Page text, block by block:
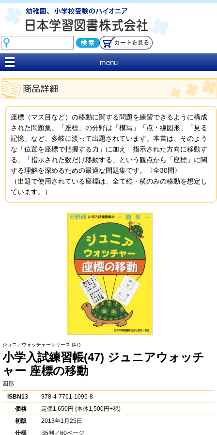
menu
座標（マス目など）の移動に関する問題を練習できるように構成
された問題集。「座標」の分野は「模写」「点・線図形」「見る
記憶」など、多岐に渡って出題されています。本書は、そのよう
な「位置を座標で把握する力」に加え「指示された方向に移動す
る」「指示された数だけ移動する」という観点から「座標」に関
する理解を深めるための最適な問題集です。〈全30問〉
（出題で使用されている座標は、全て縦・横のみの移動を想定し
ています。）
ジュニアウォッチャーシリーズ (47)
小学入試練習帳(47) ジュニアウォッチ
ャー 座標の移動
図形
ISBN13
978-4-7761-1095-8
価格
定価1,650円 (本体1,500円+税)
初版
2013年1月25日
仕様
B5判／60ページ